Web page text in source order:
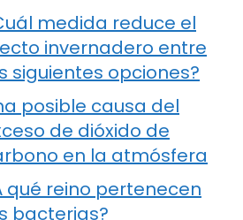
medida reduce el
invernadero entre
siguientes opciones?
posible causa del
de dióxido de
en la atmósfera
qué reino pertenecen
bacterias?